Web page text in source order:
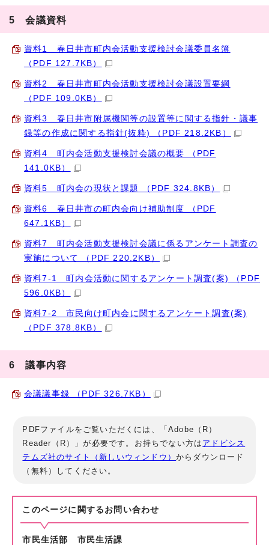
5 会議資料
資料1 春日井市町内会活動支援検討会議委員名簿
（PDF 127.7KB）
資料2 春日井市町内会活動支援検討会議設置要綱
（PDF 109.0KB）
資料3 春日井市附属機関等の設置等に関する指針・議事
録等の作成に関する指針(抜粋) （PDF 218.2KB）
資料4 町内会活動支援検討会議の概要 （PDF
141.0KB）
資料5 町内会の現状と課題 （PDF 324.8KB）
資料6 春日井市の町内会向け補助制度 （PDF
647.1KB）
資料7 町内会活動支援検討会議に係るアンケート調査の
実施について （PDF 220.2KB）
資料7-1 町内会活動に関するアンケート調査(案) （PDF
596.0KB）
資料7-2 市民向け町内会に関するアンケート調査(案)
（PDF 378.8KB）
6 議事内容
会議議事録 （PDF 326.7KB）
PDFファイルをご覧いただくには、「Adobe（R）
Reader（R）」が必要です。お持ちでない方は アドビシス
テムズ社のサイト（新しいウィンドウ）からダウンロード
（無料）してください。
このページに関する お問い合わせ
市民生活部 市民生活課